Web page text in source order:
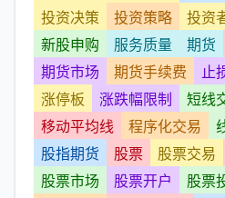
投资决策
投资策略 投资
新股申购
服务质量 期货
期货市场
期货手续费 止
涨停板
涨跌幅限制 短线
移动平均线
程序化交易
股指期货
股票 股票交易
股票市场
股票开户 股票